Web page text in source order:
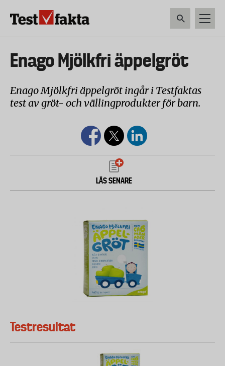
Huvudmeny
ny
Enago Mjölkfri äppelgröt
Enago Mjölkfri äppelgröt ingår i Testfaktas
test av gröt- och vällingprodukter för barn.
LÄS SENARE
Testresultat